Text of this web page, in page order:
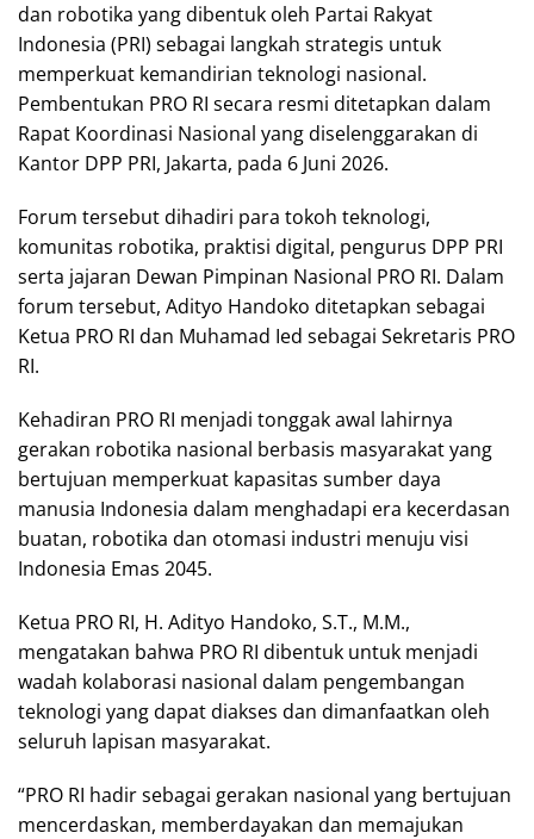
dan robotika yang dibentuk oleh Partai Rakyat
Indonesia (PRI) sebagai langkah strategis untuk
memperkuat kemandirian teknologi nasional.
Pembentukan PRO RI secara resmi ditetapkan dalam
Rapat Koordinasi Nasional yang diselenggarakan di
Kantor DPP PRI, Jakarta, pada 6 Juni 2026.
Forum tersebut dihadiri para tokoh teknologi,
komunitas robotika, praktisi digital, pengurus DPP PRI
serta jajaran Dewan Pimpinan Nasional PRO RI. Dalam
forum tersebut, Adityo Handoko ditetapkan sebagai
Ketua PRO RI dan Muhamad Ied sebagai Sekretaris PRO
RI.
Kehadiran PRO RI menjadi tonggak awal lahirnya
gerakan robotika nasional berbasis masyarakat yang
bertujuan memperkuat kapasitas sumber daya
manusia Indonesia dalam menghadapi era kecerdasan
buatan, robotika dan otomasi industri menuju visi
Indonesia Emas 2045.
Ketua PRO RI, H. Adityo Handoko, S.T., M.M.,
mengatakan bahwa PRO RI dibentuk untuk menjadi
wadah kolaborasi nasional dalam pengembangan
teknologi yang dapat diakses dan dimanfaatkan oleh
seluruh lapisan masyarakat.
“PRO RI hadir sebagai gerakan nasional yang bertujuan
mencerdaskan, memberdayakan dan memajukan